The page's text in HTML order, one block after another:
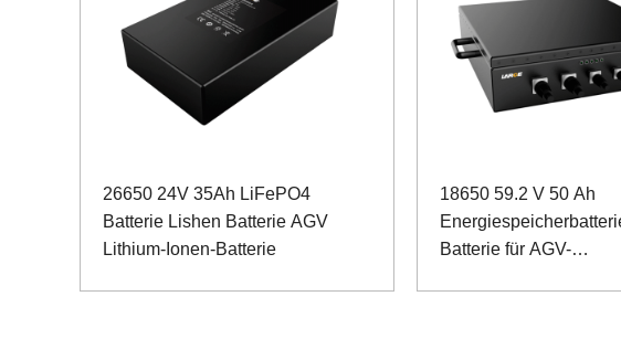
26650 24V 35Ah LiFePO4
Batterie Lishen Batterie AGV
Lithium-Ionen-Batterie
18650 59.2 V 50 Ah
Batterie für AGV-